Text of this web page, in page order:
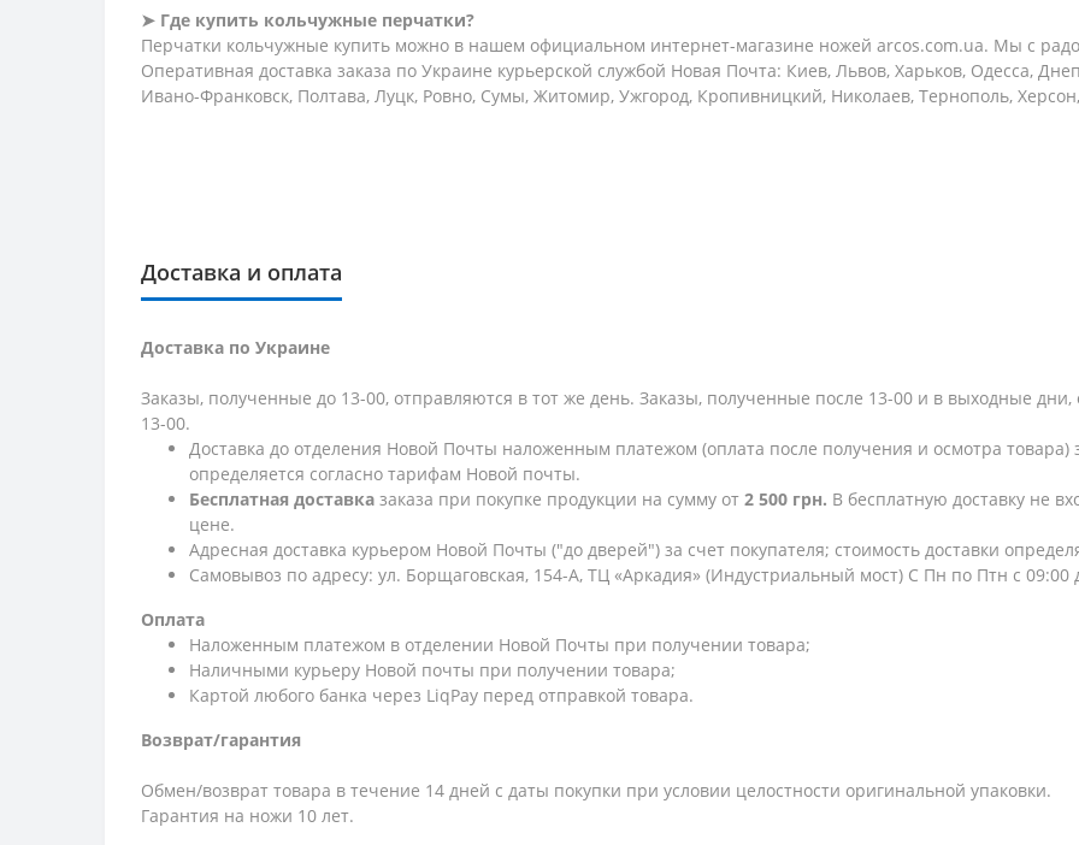
➤ Где купить кольчужные перчатки?
Перчатки кольчужные купить можно в нашем официальном интернет-магазине ножей arcos.com.ua. Мы с
Оперативная доставка заказа по Украине курьерской службой Новая Почта: Киев, Львов, Харьков, Одесса,
Ивано-Франковск, Полтава, Луцк, Ровно, Сумы, Житомир, Ужгород, Кропивницкий, Николаев, Тернополь,
Доставка и оплата
Доставка по Украине
Заказы, полученные до 13-00, отправляются в тот же день. Заказы, полученные после 13-00 и в выходные
13-00.
Доставка до отделения Новой Почты наложенным платежом (оплата после получения и осмотра товара)
определяется согласно тарифам Новой почты.
Бесплатная доставка заказа при покупке продукции на сумму от 2 500 грн. В бесплатную доставку не
цене.
Адресная доставка курьером Новой Почты ("до дверей") за счет покупателя; стоимость доставки
Самовывоз по адресу: ул. Борщаговская, 154-А, ТЦ «Аркадия» (Индустриальный мост) С Пн по Птн с
Оплата
Наложенным платежом в отделении Новой Почты при получении товара;
Наличными курьеру Новой почты при получении товара;
Картой любого банка через LiqPay перед отправкой товара.
Возврат/гарантия
Обмен/возврат товара в течение 14 дней с даты покупки при условии целостности оригинальной упаковки.
Гарантия на ножи 10 лет.